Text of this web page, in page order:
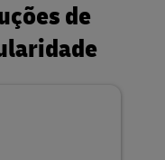
de